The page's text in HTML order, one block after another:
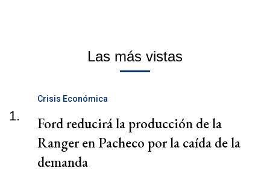
Las más vistas
1.
Crisis Económica
Ford reducirá la producción de la
Ranger en Pacheco por la caída de la
demanda